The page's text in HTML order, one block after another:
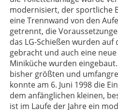
modernisiert, der sportliche
eine Trennwand von den
getrennt, die
das LG-Schießen wurden auf
gebracht und auch eine
Miniküche wurden
bisher größten und
konnte am 6. Juni 1998 die
dem anfänglichen kleinen,
ist im Laufe der Jahre ein